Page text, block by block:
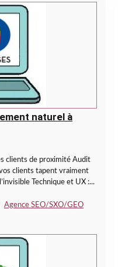
naturel à
clients de proximité Audit
clients tapent vraiment
Technique et UX :...
Agence SEO/SXO/GEO